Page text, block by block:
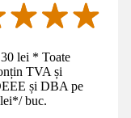
lei * Toate
TVA și
și DBA pe
*/ buc.